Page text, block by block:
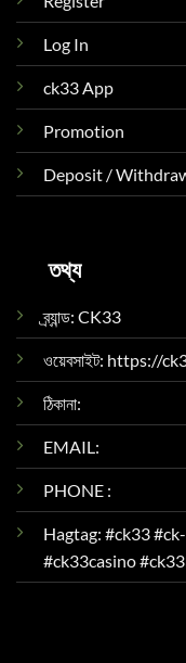
Log In
ck33 App
Promotion
Deposit /
তথ্য
ব্র্যান্ড: CK33
ওয়েবসাইট: https://
ঠিকানা:
EMAIL:
PHONE :
Hagtag: #ck33
#ck33casino